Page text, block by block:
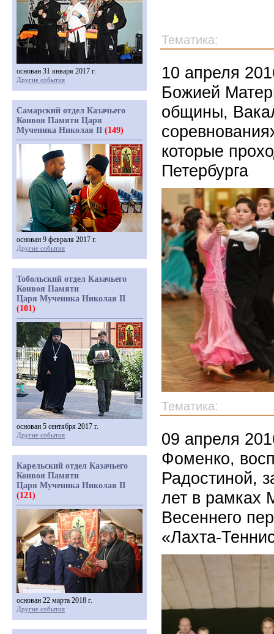
Тематика:
10 апреля
Божией
общины,
которые
Петербурга
Тематика:
09 апреля
Фоменко,
Радостиной,
лет в рамках
Весеннего
«Лахта-
основан 31 января 2017 г.
Другие события
Самарский отдел Казачьего
Конвоя Памяти Царя
Мученика Николая II (149)
основан 9 февраля 2017 г.
Другие события
Тобольский отдел Казачьего
Конвоя Памяти
Царя Мученика Николая II
(101)
основан 5 сентября 2017 г.
Другие события
Карельский отдел Казачьего
Конвоя Памяти
Царя Мученика Николая II
(121)
основан 22 марта 2018 г.
Другие события